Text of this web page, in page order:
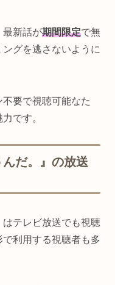
最新話が期間限定で無
グを逃さないように
要で視聴可能なた
です。
んだ。』の放送
はテレビ放送でも視聴
利用する視聴者も多